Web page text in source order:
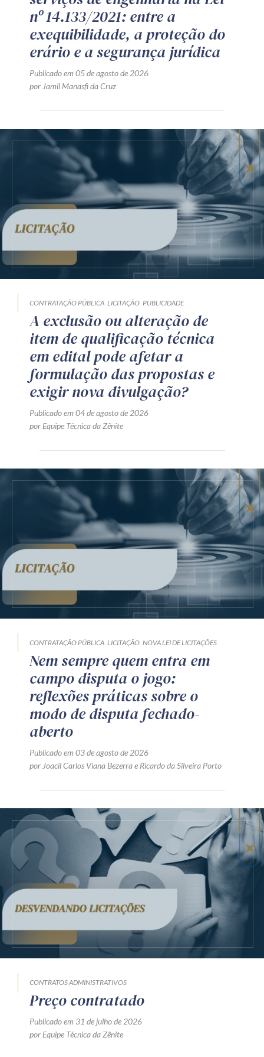
nº 14.133/2021: entre a
exequibilidade, a proteção do
erário e a segurança jurídica
Publicado em 05 de agosto de 2026
por Jamil Manasfi da Cruz
CONTRATAÇÃO PÚBLICA LICITAÇÃO PUBLICIDADE
A exclusão ou alteração de
item de qualificação técnica
em edital pode afetar a
formulação das propostas e
exigir nova divulgação?
Publicado em 04 de agosto de 2026
por Equipe Técnica da Zênite
CONTRATAÇÃO PÚBLICA LICITAÇÃO NOVA LEI DE LICITAÇÕES
Nem sempre quem entra em
campo disputa o jogo:
reflexões práticas sobre o
modo de disputa fechado-
aberto
Publicado em 03 de agosto de 2026
por Joacil Carlos Viana Bezerrae Ricardo da Silveira Porto
CONTRATOS ADMINISTRATIVOS
Preço contratado
Publicado em 31 de julho de 2026
por Equipe Técnica da Zênite